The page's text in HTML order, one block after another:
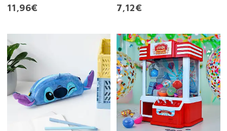
11,96€ 7,12€